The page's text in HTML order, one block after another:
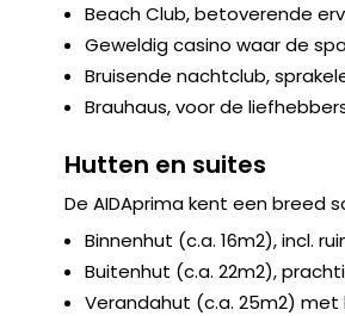
Beach Club, betoverende
Geweldig casino waar de
Bruisende nachtclub,
Brauhaus, voor de
Hutten en suites
De AIDAprima kent een breed
Binnenhut (c.a. 16m2), incl.
Buitenhut (c.a. 22m2),
Verandahut (c.a. 25m2)